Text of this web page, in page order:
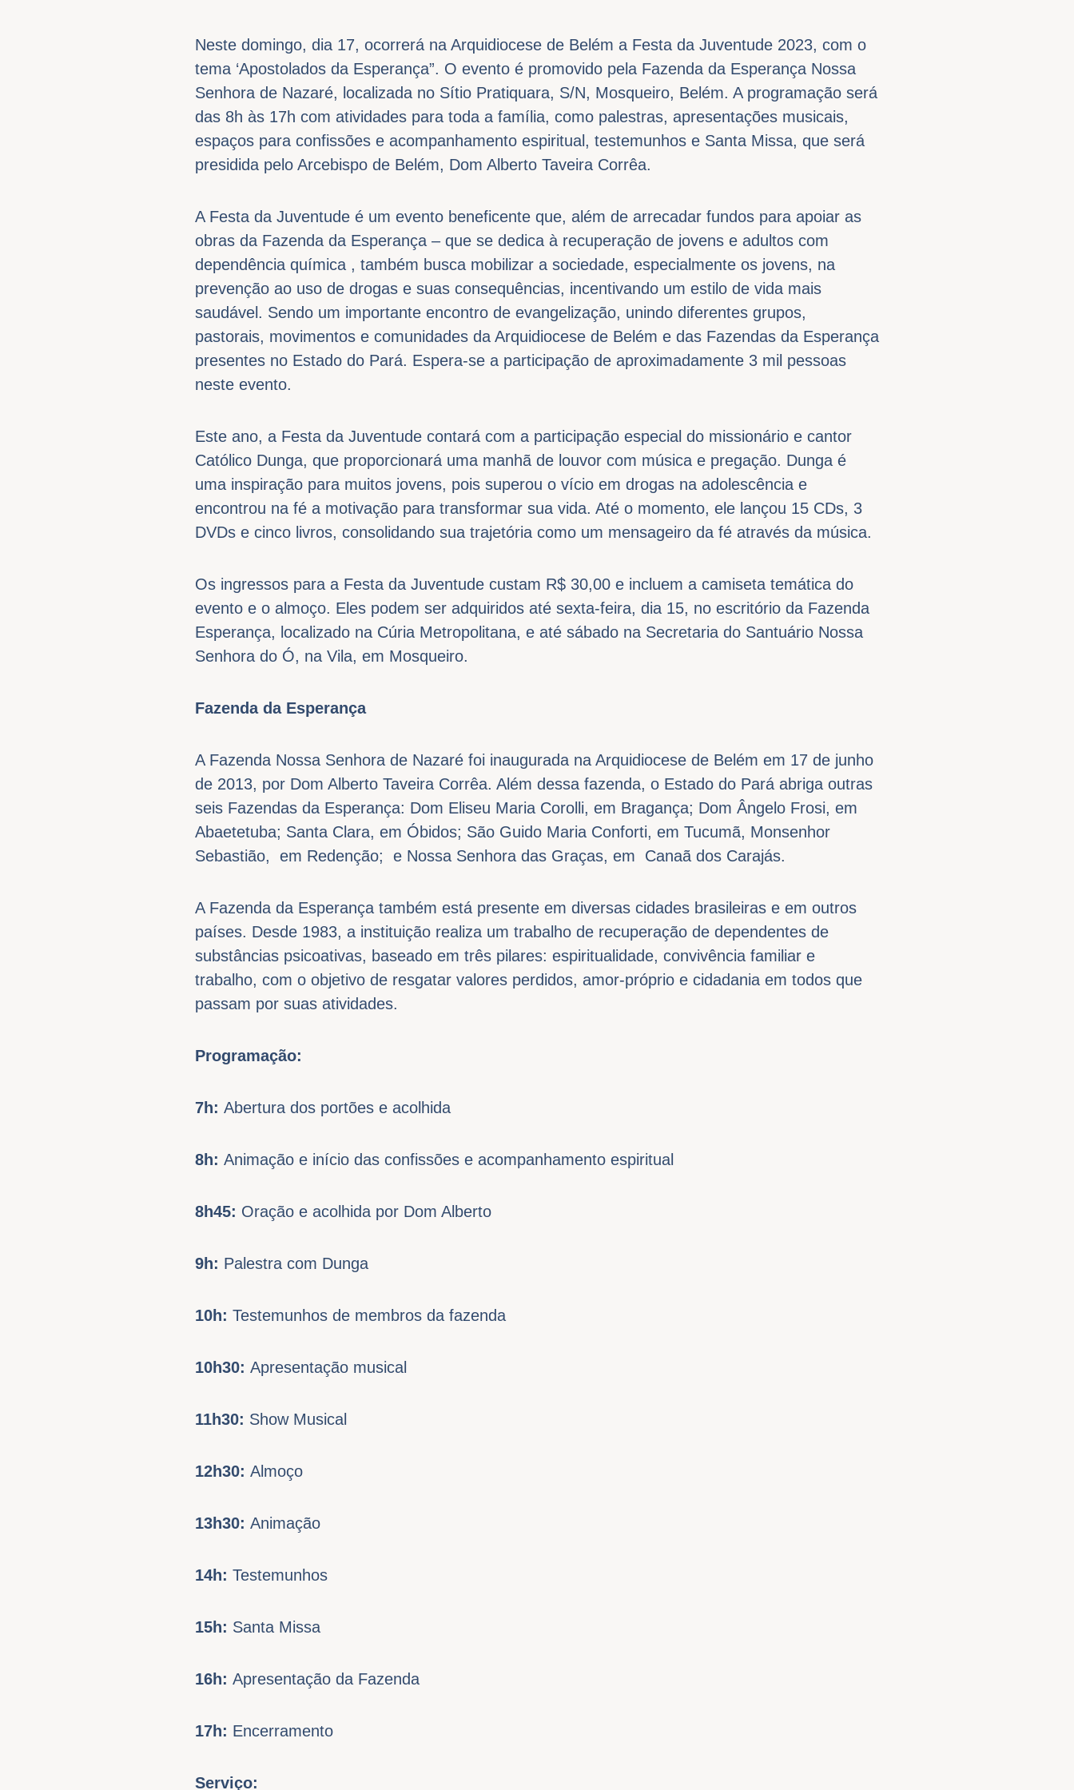
Neste domingo, dia 17, ocorrerá na Arquidiocese de Belém a Festa da Juventude 2023, com o
tema ‘Apostolados da Esperança”. O evento é promovido pela Fazenda da Esperança Nossa
Senhora de Nazaré, localizada no Sítio Pratiquara, S/N, Mosqueiro, Belém. A programação será
das 8h às 17h com atividades para toda a família, como palestras, apresentações musicais,
espaços para confissões e acompanhamento espiritual, testemunhos e Santa Missa, que será
presidida pelo Arcebispo de Belém, Dom Alberto Taveira Corrêa.
A Festa da Juventude é um evento beneficente que, além de arrecadar fundos para apoiar as
obras da Fazenda da Esperança – que se dedica à recuperação de jovens e adultos com
dependência química , também busca mobilizar a sociedade, especialmente os jovens, na
prevenção ao uso de drogas e suas consequências, incentivando um estilo de vida mais
saudável. Sendo um importante encontro de evangelização, unindo diferentes grupos,
pastorais, movimentos e comunidades da Arquidiocese de Belém e das Fazendas da Esperança
presentes no Estado do Pará. Espera-se a participação de aproximadamente 3 mil pessoas
neste evento.
Este ano, a Festa da Juventude contará com a participação especial do missionário e cantor
Católico Dunga, que proporcionará uma manhã de louvor com música e pregação. Dunga é
uma inspiração para muitos jovens, pois superou o vício em drogas na adolescência e
encontrou na fé a motivação para transformar sua vida. Até o momento, ele lançou 15 CDs, 3
DVDs e cinco livros, consolidando sua trajetória como um mensageiro da fé através da música.
Os ingressos para a Festa da Juventude custam R$ 30,00 e incluem a camiseta temática do
evento e o almoço. Eles podem ser adquiridos até sexta-feira, dia 15, no escritório da Fazenda
Esperança, localizado na Cúria Metropolitana, e até sábado na Secretaria do Santuário Nossa
Senhora do Ó, na Vila, em Mosqueiro.
Fazenda da Esperança
A Fazenda Nossa Senhora de Nazaré foi inaugurada na Arquidiocese de Belém em 17 de junho
de 2013, por Dom Alberto Taveira Corrêa. Além dessa fazenda, o Estado do Pará abriga outras
seis Fazendas da Esperança: Dom Eliseu Maria Corolli, em Bragança; Dom Ângelo Frosi, em
Abaetetuba; Santa Clara, em Óbidos; São Guido Maria Conforti, em Tucumã, Monsenhor
Sebastião, em Redenção; e Nossa Senhora das Graças, em Canaã dos Carajás.
A Fazenda da Esperança também está presente em diversas cidades brasileiras e em outros
países. Desde 1983, a instituição realiza um trabalho de recuperação de dependentes de
substâncias psicoativas, baseado em três pilares: espiritualidade, convivência familiar e
trabalho, com o objetivo de resgatar valores perdidos, amor-próprio e cidadania em todos que
passam por suas atividades.
Programação:
7h: Abertura dos portões e acolhida
8h: Animação e início das confissões e acompanhamento espiritual
8h45: Oração e acolhida por Dom Alberto
9h: Palestra com Dunga
10h: Testemunhos de membros da fazenda
10h30: Apresentação musical
11h30: Show Musical
12h30: Almoço
13h30: Animação
14h: Testemunhos
15h: Santa Missa
16h: Apresentação da Fazenda
17h: Encerramento
Serviço: